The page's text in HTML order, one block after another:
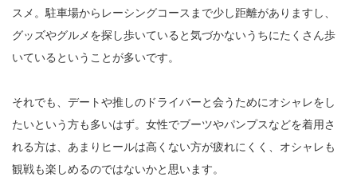
スメ。駐車場からレーシングコースまで少し距離がありますし、
グッズやグルメを探し歩いていると気づかないうちにたくさん歩
いているということが多いです。
それでも、デートや推しのドライバーと会うためにオシャレをし
たいという方も多いはず。女性でブーツやパンプスなどを着用さ
れる方は、あまりヒールは高くない方が疲れにくく、オシャレも
観戦も楽しめるのではないかと思います。